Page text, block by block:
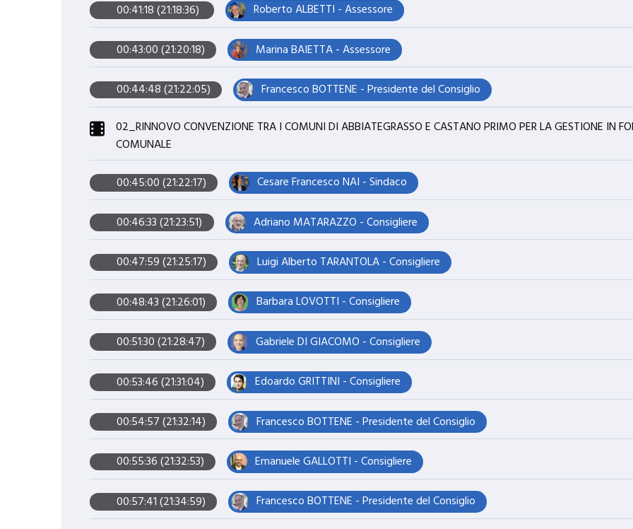
00:41:18 (21:18:36) Roberto ALBETTI - Assessore
00:43:00 (21:20:18) Marina BAIETTA - Assessore
00:44:48 (21:22:05) Francesco BOTTENE - Presidente del Consiglio
02_RINNOVO CONVENZIONE TRA I COMUNI DI ABBIATEGRASSO E CASTANO PRIMO PER LA GESTIONE IN
COMUNALE
00:45:00 (21:22:17) Cesare Francesco NAI - Sindaco
00:46:33 (21:23:51) Adriano MATARAZZO - Consigliere
00:47:59 (21:25:17) Luigi Alberto TARANTOLA - Consigliere
00:48:43 (21:26:01) Barbara LOVOTTI - Consigliere
00:51:30 (21:28:47) Gabriele DI GIACOMO - Consigliere
00:53:46 (21:31:04) Edoardo GRITTINI - Consigliere
00:54:57 (21:32:14) Francesco BOTTENE - Presidente del Consiglio
00:55:36 (21:32:53) Emanuele GALLOTTI - Consigliere
00:57:41 (21:34:59) Francesco BOTTENE - Presidente del Consiglio